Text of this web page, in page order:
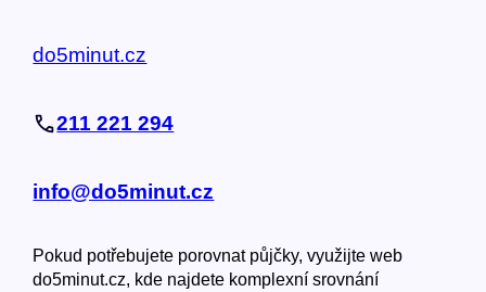
do5minut.cz
211 221 294
info@do5minut.cz
Pokud potřebujete porovnat půjčky, využijte web
do5minut.cz, kde najdete komplexní srovnání